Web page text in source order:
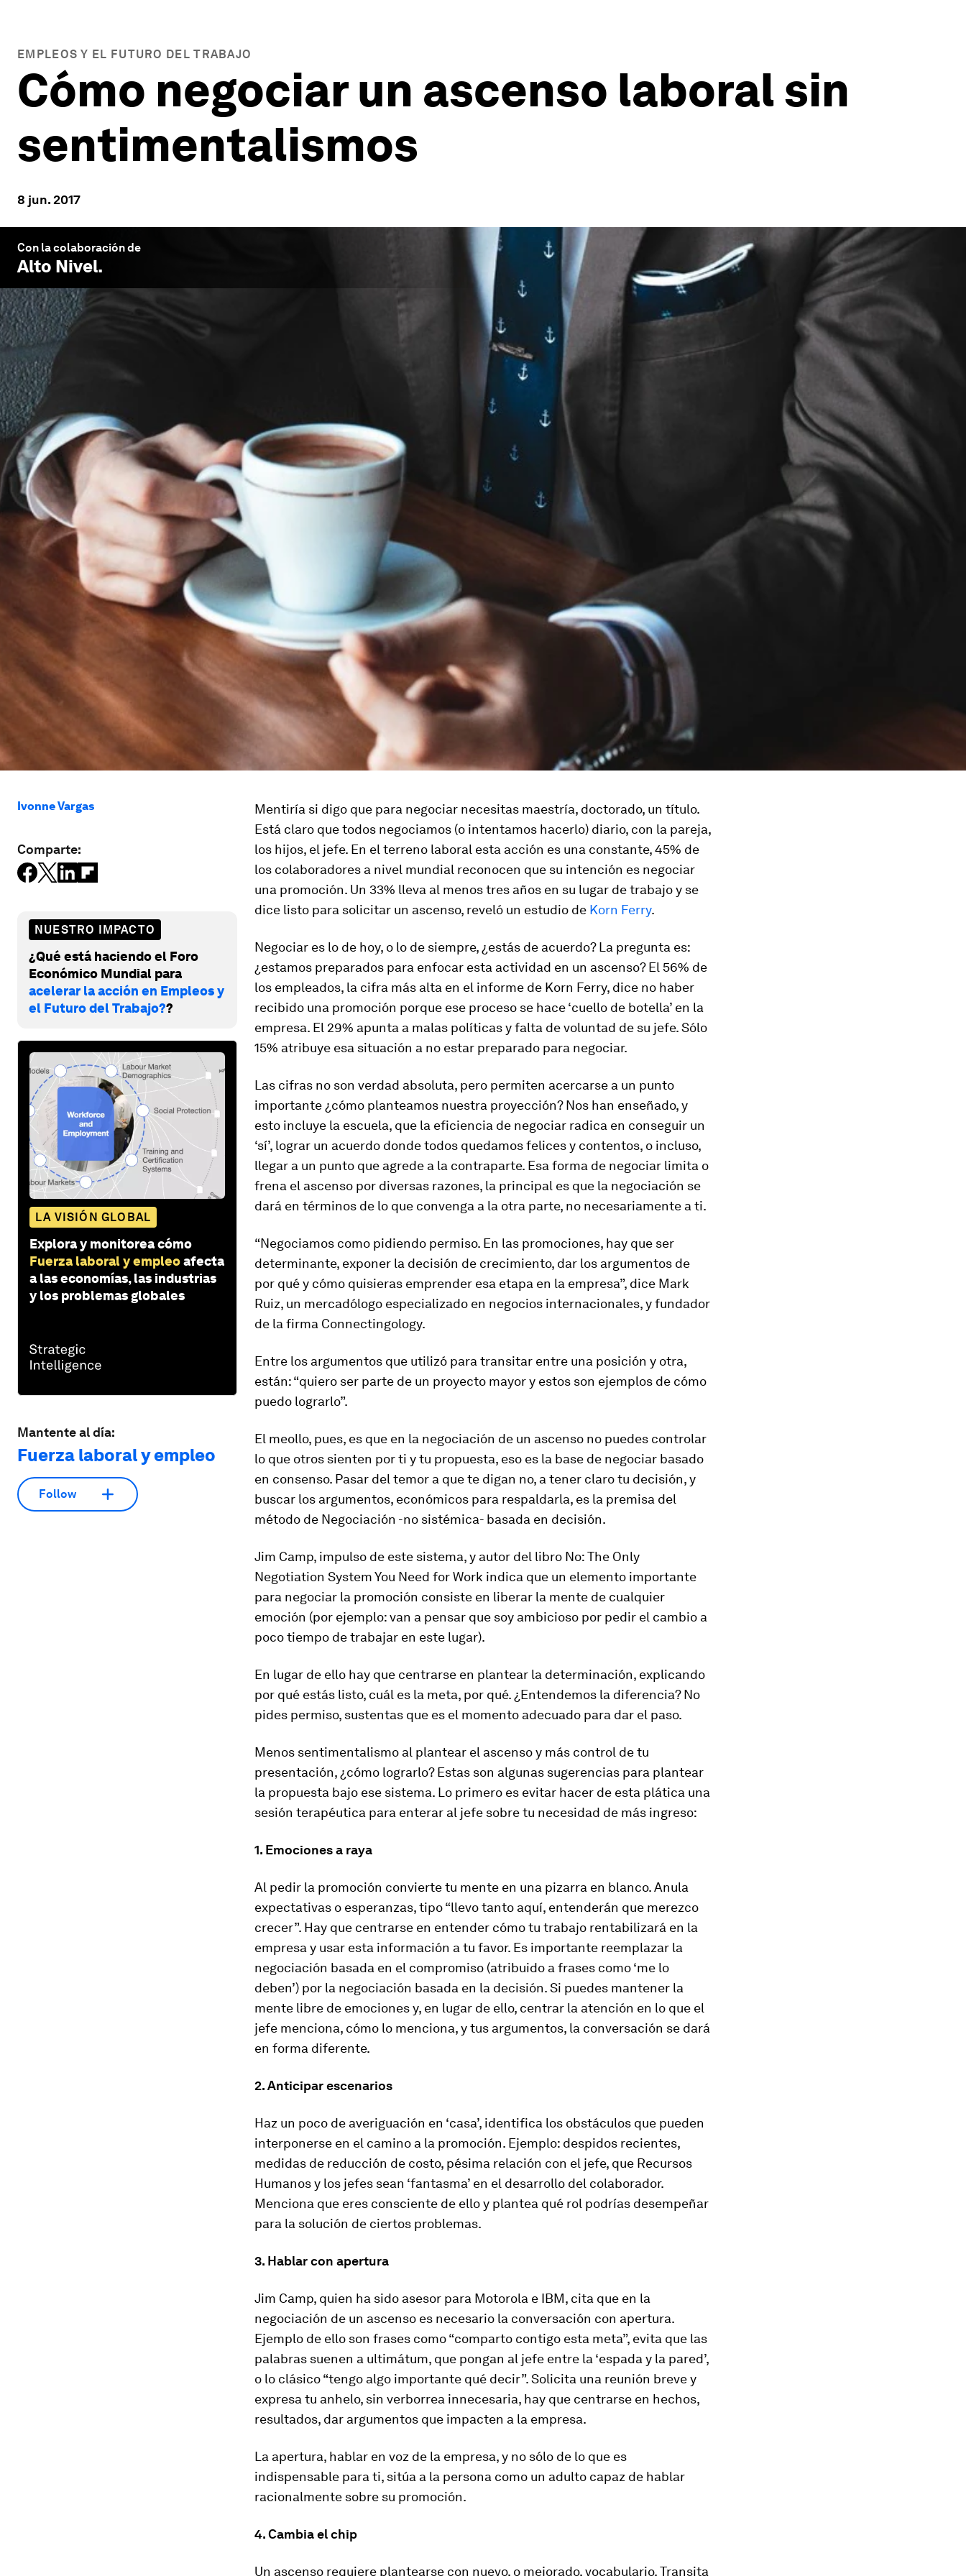
EMPLEOS Y EL FUTURO DEL TRABAJO
Cómo negociar un ascenso laboral sin
sentimentalismos
8 jun. 2017
Con la colaboración de
Alto Nivel.
Ivonne Vargas
Comparte:
NUESTRO IMPACTO
¿Qué está haciendo el Foro
Económico Mundial para
acelerar la acción en Empleos y
el Futuro del Trabajo??
LA VISIÓN GLOBAL
Explora y monitorea cómo
Fuerza laboral y empleoafecta
a las economías, las industrias
y los problemas globales
Mantente al día:
Fuerza laboral y empleo
Follow
Mentiría si digo que para negociar necesitas maestría, doctorado, un título.
Está claro que todos negociamos (o intentamos hacerlo) diario, con la pareja,
los hijos, el jefe. En el terreno laboral esta acción es una constante, 45% de
los colaboradores a nivel mundial reconocen que su intención es negociar
una promoción. Un 33% lleva al menos tres años en su lugar de trabajo y se
dice listo para solicitar un ascenso, reveló un estudio de Korn Ferry.
Negociar es lo de hoy, o lo de siempre, ¿estás de acuerdo? La pregunta es:
¿estamos preparados para enfocar esta actividad en un ascenso? El 56% de
los empleados, la cifra más alta en el informe de Korn Ferry, dice no haber
recibido una promoción porque ese proceso se hace ‘cuello de botella’ en la
empresa. El 29% apunta a malas políticas y falta de voluntad de su jefe. Sólo
15% atribuye esa situación a no estar preparado para negociar.
Las cifras no son verdad absoluta, pero permiten acercarse a un punto
importante ¿cómo planteamos nuestra proyección? Nos han enseñado, y
esto incluye la escuela, que la eficiencia de negociar radica en conseguir un
‘sí’, lograr un acuerdo donde todos quedamos felices y contentos, o incluso,
llegar a un punto que agrede a la contraparte. Esa forma de negociar limita o
frena el ascenso por diversas razones, la principal es que la negociación se
dará en términos de lo que convenga a la otra parte, no necesariamente a ti.
“Negociamos como pidiendo permiso. En las promociones, hay que ser
determinante, exponer la decisión de crecimiento, dar los argumentos de
por qué y cómo quisieras emprender esa etapa en la empresa”, dice Mark
Ruiz, un mercadólogo especializado en negocios internacionales, y fundador
de la firma Connectingology.
Entre los argumentos que utilizó para transitar entre una posición y otra,
están: “quiero ser parte de un proyecto mayor y estos son ejemplos de cómo
puedo lograrlo”.
El meollo, pues, es que en la negociación de un ascenso no puedes controlar
lo que otros sienten por ti y tu propuesta, eso es la base de negociar basado
en consenso. Pasar del temor a que te digan no, a tener claro tu decisión, y
buscar los argumentos, económicos para respaldarla, es la premisa del
método de Negociación -no sistémica- basada en decisión.
Jim Camp, impulso de este sistema, y autor del libro No: The Only
Negotiation System You Need for Work indica que un elemento importante
para negociar la promoción consiste en liberar la mente de cualquier
emoción (por ejemplo: van a pensar que soy ambicioso por pedir el cambio a
poco tiempo de trabajar en este lugar).
En lugar de ello hay que centrarse en plantear la determinación, explicando
por qué estás listo, cuál es la meta, por qué. ¿Entendemos la diferencia? No
pides permiso, sustentas que es el momento adecuado para dar el paso.
Menos sentimentalismo al plantear el ascenso y más control de tu
presentación, ¿cómo lograrlo? Estas son algunas sugerencias para plantear
la propuesta bajo ese sistema. Lo primero es evitar hacer de esta plática una
sesión terapéutica para enterar al jefe sobre tu necesidad de más ingreso:
1. Emociones a raya
Al pedir la promoción convierte tu mente en una pizarra en blanco. Anula
expectativas o esperanzas, tipo “llevo tanto aquí, entenderán que merezco
crecer”. Hay que centrarse en entender cómo tu trabajo rentabilizará en la
empresa y usar esta información a tu favor. Es importante reemplazar la
negociación basada en el compromiso (atribuido a frases como ‘me lo
deben’) por la negociación basada en la decisión. Si puedes mantener la
mente libre de emociones y, en lugar de ello, centrar la atención en lo que el
jefe menciona, cómo lo menciona, y tus argumentos, la conversación se dará
en forma diferente.
2. Anticipar escenarios
Haz un poco de averiguación en ‘casa’, identifica los obstáculos que pueden
interponerse en el camino a la promoción. Ejemplo: despidos recientes,
medidas de reducción de costo, pésima relación con el jefe, que Recursos
Humanos y los jefes sean ‘fantasma’ en el desarrollo del colaborador.
Menciona que eres consciente de ello y plantea qué rol podrías desempeñar
para la solución de ciertos problemas.
3. Hablar con apertura
Jim Camp, quien ha sido asesor para Motorola e IBM, cita que en la
negociación de un ascenso es necesario la conversación con apertura.
Ejemplo de ello son frases como “comparto contigo esta meta”, evita que las
palabras suenen a ultimátum, que pongan al jefe entre la ‘espada y la pared’,
o lo clásico “tengo algo importante qué decir”. Solicita una reunión breve y
expresa tu anhelo, sin verborrea innecesaria, hay que centrarse en hechos,
resultados, dar argumentos que impacten a la empresa.
La apertura, hablar en voz de la empresa, y no sólo de lo que es
indispensable para ti, sitúa a la persona como un adulto capaz de hablar
racionalmente sobre su promoción.
4. Cambia el chip
Un ascenso requiere plantearse con nuevo, o mejorado, vocabulario. Transita